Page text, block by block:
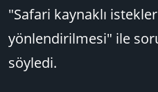
"Safari kaynaklı
yönlendirilmesi" ile
söyledi.